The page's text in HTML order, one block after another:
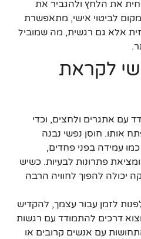
את הלחץ ולהגביר את
לביטוי אישי, מתאפשרת
אלא גם רגשית, מה שמוביל
לקראת
עם אתגרים ולחצים, וכדי
אותו. חוסן נפשי נבנה
כמו עמידה בפני פחדים,
פתרונות לבעיות. כשיש
יכולה להפוך לחוויה הרבה
לזמן עבור עצמך, להקדיש
דרכים להתמודד עם רגשות
עם אנשים קרובים או